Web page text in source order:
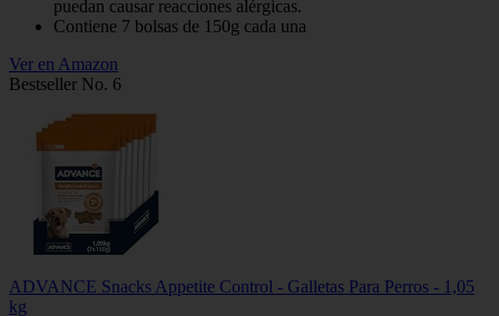
puedan causar reacciones alérgicas.
Contiene 7 bolsas de 150g cada una
Ver en Amazon
Bestseller No. 6
ADVANCE Snacks Appetite Control - Galletas Para Perros - 1,05
kg